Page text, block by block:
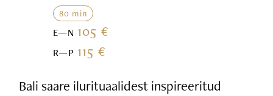
80 min
E—N105 €
R—P115 €
Bali saare ilurituaalidest inspireeritud